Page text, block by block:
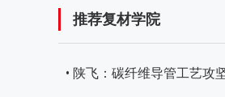
推荐复材学院
• 陕飞：碳纤维导管工艺攻